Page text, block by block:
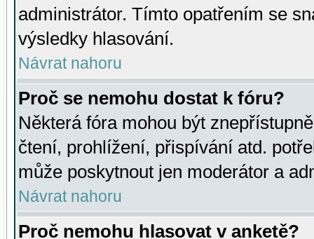
administrátor. Tímto opatřením se
výsledky hlasování.
Návrat nahoru
Proč se nemohu dostat k fóru?
Některá fóra mohou být
čtení, prohlížení, přispívání atd.
může poskytnout jen moderátor a
Návrat nahoru
Proč nemohu hlasovat v anketě?